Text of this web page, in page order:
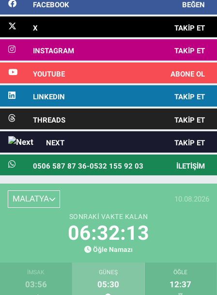
FACEBOOK BEĞEN
X TAKIP ET
INSTAGRAM TAKIP ET
YOUTUBE ABONE OL
LINKEDIN TAKIP ET
THREADS TAKIP ET
NEXT TAKIP ET
0506 587 87 36-0532 155 92 03 İLETIŞIM
MALATYA 10.08.2026
SONRAKI VAKTE KALAN
06:32:11
Öğle Namazı
İMSAK
03:56
GÜNEŞ
05:30
ÖĞLE
12:37